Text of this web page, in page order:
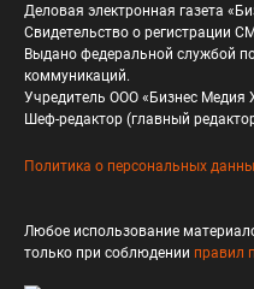
Деловая электронная газета
Свидетельство о регистрации
Выдано федеральной службой
коммуникаций.
Учредитель ООО «Бизнес Медия
Шеф-редактор (главный
Политика о персональных
Любое использование
только при соблюдении правил